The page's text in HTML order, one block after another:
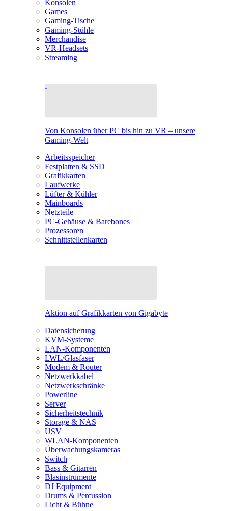
Konsolen
Games
Gaming-Tische
Gaming-Stühle
Merchandise
VR-Headsets
Streaming
Von Konsolen über PC bis hin zu VR – unsere
Gaming-Welt
Arbeitsspeicher
Festplatten & SSD
Grafikkarten
Laufwerke
Lüfter & Kühler
Mainboards
Netzteile
PC-Gehäuse & Barebones
Prozessoren
Schnittstellenkarten
Aktion auf Grafikkarten von Gigabyte
Datensicherung
KVM-Systeme
LAN-Komponenten
LWL/Glasfaser
Modem & Router
Netzwerkkabel
Netzwerkschränke
Powerline
Server
Sicherheitstechnik
Storage & NAS
USV
WLAN-Komponenten
Überwachungskameras
Switch
Bass & Gitarren
Blasinstrumente
DJ Equipment
Drums & Percussion
Licht & Bühne